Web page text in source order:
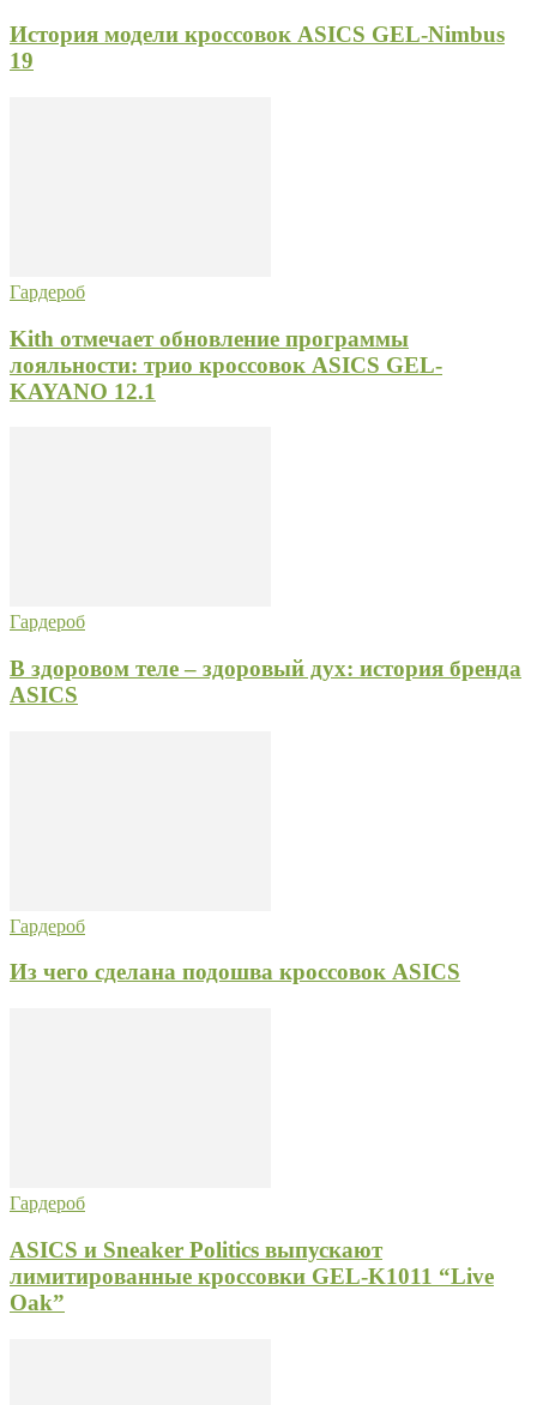
История модели кроссовок ASICS GEL-Nimbus
19
Гардероб
Kith отмечает обновление программы
лояльности: трио кроссовок ASICS GEL-
KAYANO 12.1
Гардероб
В здоровом теле – здоровый дух: история бренда
ASICS
Гардероб
Из чего сделана подошва кроссовок ASICS
Гардероб
ASICS и Sneaker Politics выпускают
лимитированные кроссовки GEL-K1011 “Live
Oak”